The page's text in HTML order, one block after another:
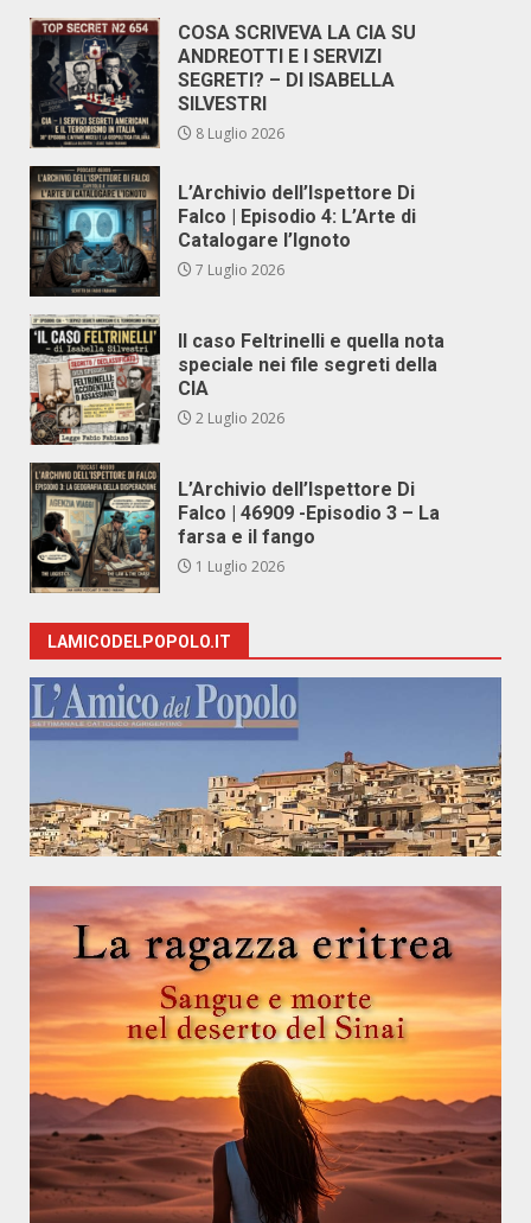
COSA SCRIVEVA LA CIA SU
ANDREOTTI E I SERVIZI
SEGRETI? – DI ISABELLA
SILVESTRI
8 Luglio 2026
L’Archivio dell’Ispettore Di
Falco | Episodio 4: L’Arte di
Catalogare l’Ignoto
7 Luglio 2026
Il caso Feltrinelli e quella nota
speciale nei file segreti della
CIA
2 Luglio 2026
L’Archivio dell’Ispettore Di
Falco | 46909 -Episodio 3 – La
farsa e il fango
1 Luglio 2026
LAMICODELPOPOLO.IT